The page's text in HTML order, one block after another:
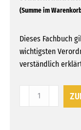
Dieses Fachbuch
wichtigsten
verständlich
Thema